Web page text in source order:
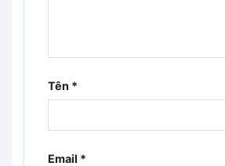
Tên *
Email *